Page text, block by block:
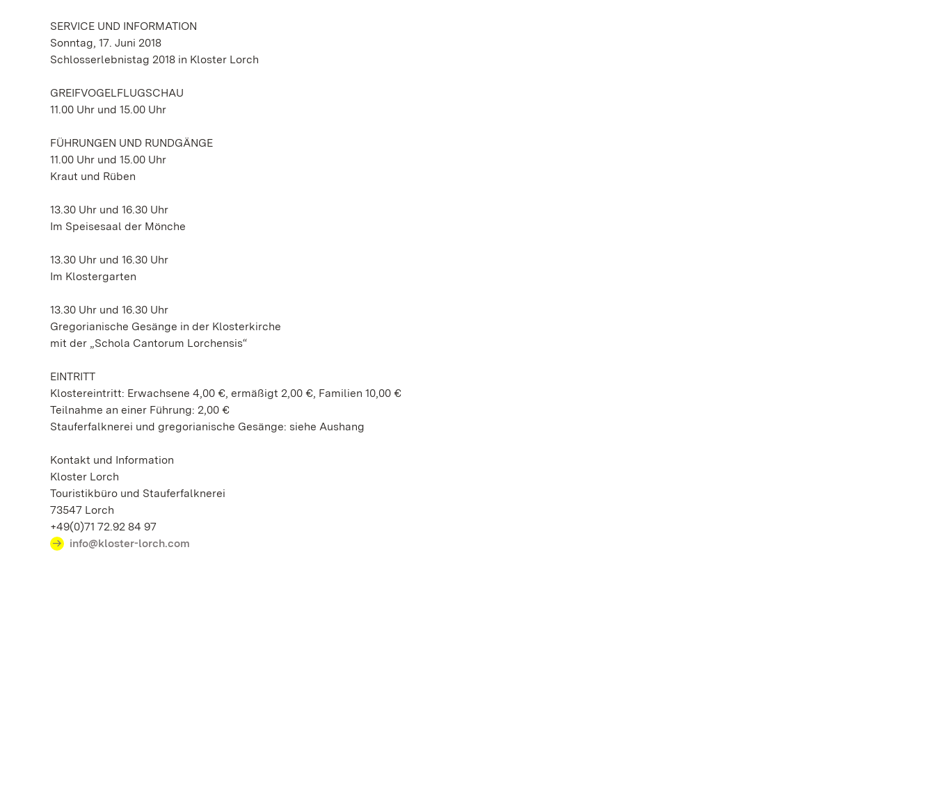
SERVICE UND INFORMATION
Sonntag, 17. Juni 2018
Schlosserlebnistag 2018 in Kloster Lorch
GREIFVOGELFLUGSCHAU
11.00 Uhr und 15.00 Uhr
FÜHRUNGEN UND RUNDGÄNGE
11.00 Uhr und 15.00 Uhr
Kraut und Rüben
13.30 Uhr und 16.30 Uhr
Im Speisesaal der Mönche
13.30 Uhr und 16.30 Uhr
Im Klostergarten
13.30 Uhr und 16.30 Uhr
Gregorianische Gesänge in der Klosterkirche
mit der „Schola Cantorum Lorchensis“
EINTRITT
Klostereintritt: Erwachsene 4,00 €, ermäßigt 2,00 €, Familien 10,00 €
Teilnahme an einer Führung: 2,00 €
Stauferfalknerei und gregorianische Gesänge: siehe Aushang
Kontakt und Information
Kloster Lorch
Touristikbüro und Stauferfalknerei
73547 Lorch
+49(0)71 72.92 84 97
info@kloster-lorch.com